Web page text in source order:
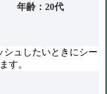
年齢：20代
シュしたいときにシー
す。